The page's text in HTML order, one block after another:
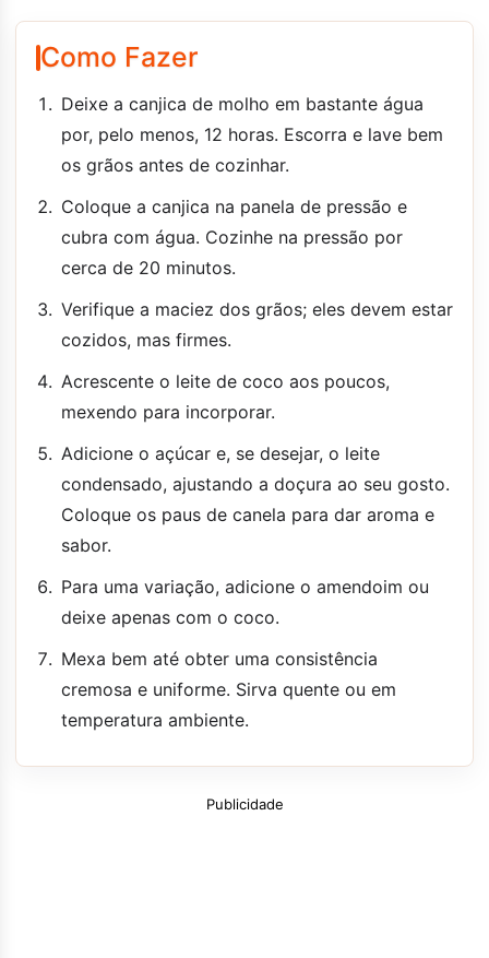
Como Fazer
Deixe a canjica de molho em bastante água
por, pelo menos, 12 horas. Escorra e lave bem
os grãos antes de cozinhar.
Coloque a canjica na panela de pressão e
cubra com água. Cozinhe na pressão por
cerca de 20 minutos.
Verifique a maciez dos grãos; eles devem estar
cozidos, mas firmes.
Acrescente o leite de coco aos poucos,
mexendo para incorporar.
Adicione o açúcar e, se desejar, o leite
condensado, ajustando a doçura ao seu gosto.
Coloque os paus de canela para dar aroma e
sabor.
Para uma variação, adicione o amendoim ou
deixe apenas com o coco.
Mexa bem até obter uma consistência
cremosa e uniforme. Sirva quente ou em
temperatura ambiente.
Publicidade